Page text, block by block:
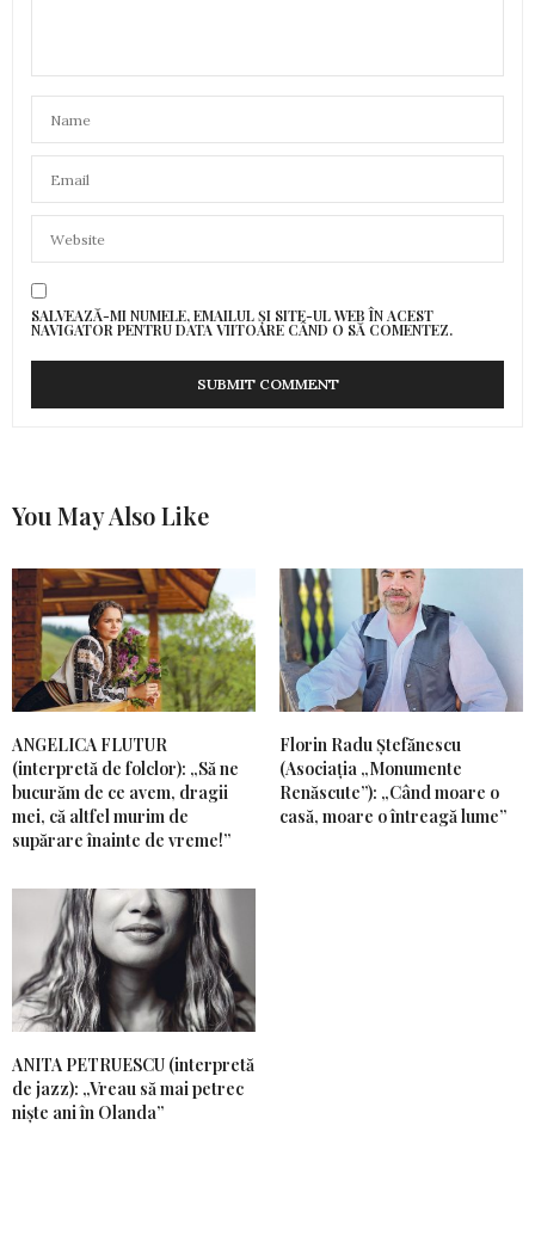
SALVEAZĂ-MI NUMELE, EMAILUL ȘI SITE-UL WEB ÎN ACEST
NAVIGATOR PENTRU DATA VIITOARE CÂND O SĂ COMENTEZ.
You May Also Like
ANGELICA FLUTUR
(interpretă de folclor): „Să ne
bucurăm de ce avem, dragii
mei, că altfel murim de
supărare înainte de vreme!”
Florin Radu Ștefănescu
(Asociația „Monumente
Renăscute”): „Când moare o
casă, moare o întreagă lume”
ANITA PETRUESCU (interpretă
de jazz): „Vreau să mai petrec
niște ani în Olanda”